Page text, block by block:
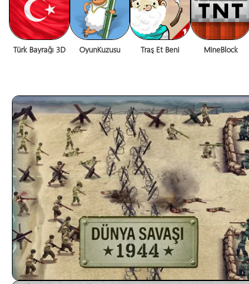
Türk Bayrağı 3D OyunKuzusu Traş Et Beni MineBlock